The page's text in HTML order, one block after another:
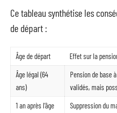
Ce tableau synthétise les
de départ :
Âge de départ
Effet sur la
Âge légal (64
ans)
Pension de base
validés, mais
1 an après l’âge
Suppression du